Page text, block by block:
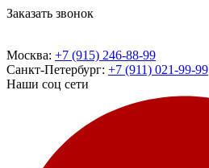
Заказать звонок
Москва: +7 (915) 246-88-99
Санкт-Петербург: +7 (911) 021-99-99
Наши соц сети